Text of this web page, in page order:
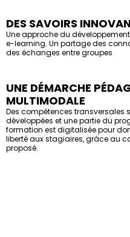
DES SAVOIRS
Une approche du
e-learning. Un partage des
des échanges entre groupes
UNE DÉMARCHE
MULTIMODALE
Des compétences transversales
développées et une partie du
formation est digitalisée pour
liberté aux stagiaires, grâce au
proposé.